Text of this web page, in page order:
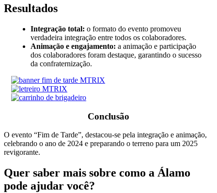
Resultados
Integração total: o formato do evento promoveu
verdadeira integração entre todos os colaboradores.
Animação e engajamento: a animação e participação
dos colaboradores foram destaque, garantindo o sucesso
da confraternização.
Conclusão
O evento “Fim de Tarde”, destacou-se pela integração e animação,
celebrando o ano de 2024 e preparando o terreno para um 2025
revigorante.
Quer saber mais sobre como a Álamo
pode ajudar você?